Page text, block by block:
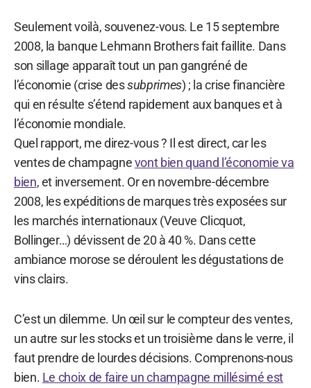
Seulement voilà, souvenez-vous. Le 15 septembre
2008, la banque Lehmann Brothers fait faillite. Dans
son sillage apparaît tout un pan gangréné de
l’économie (crise dessubprimes) ; la crise financière
qui en résulte s’étend rapidement aux banques et à
l’économie mondiale.
Quel rapport, me direz-vous ? Il est direct, car les
ventes de champagnevont bien quand l’économie va
bien, et inversement. Or en novembre-décembre
2008, les expéditions de marques très exposées sur
les marchés internationaux (Veuve Clicquot,
Bollinger…) dévissent de 20 à 40 %. Dans cette
ambiance morose se déroulent les dégustations de
vins clairs.
C’est un dilemme. Un œil sur le compteur des ventes,
un autre sur les stocks et un troisième dans le verre, il
faut prendre de lourdes décisions. Comprenons-nous
bien. Le choix de faire un champagne millésimé est